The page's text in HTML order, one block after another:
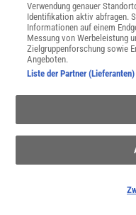
WEITERE
Verwendung genauer
Identifikation aktiv abfragen.
Informationen auf einem
Messung von Werbeleistung
Zielgruppenforschung sowie
Angeboten.
Liste der Partner (Lieferanten)